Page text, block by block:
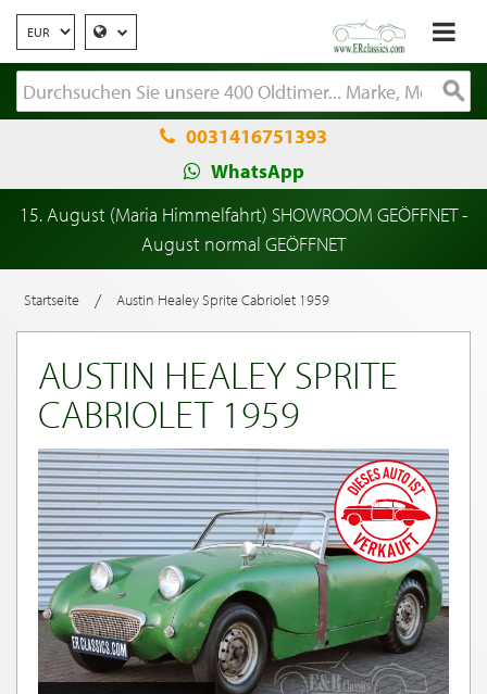
0031416751393
WhatsApp
15. August (Maria Himmelfahrt) SHOWROOM GEÖFFNET -
August normal GEÖFFNET
Startseite / Austin Healey Sprite Cabriolet 1959
AUSTIN HEALEY SPRITE
CABRIOLET 1959